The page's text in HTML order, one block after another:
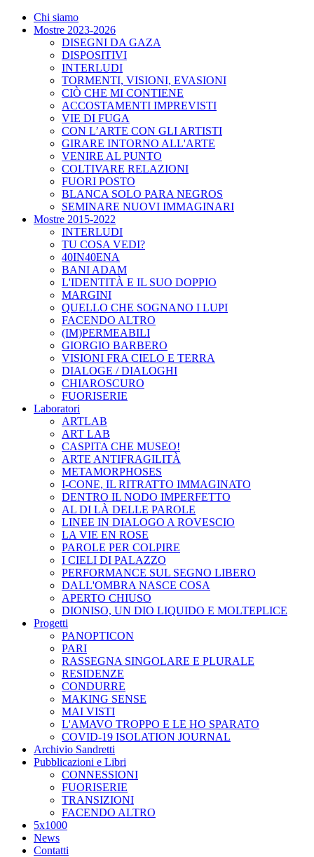
Chi siamo
Mostre 2023-2026
DISEGNI DA GAZA
DISPOSITIVI
INTERLUDI
TORMENTI, VISIONI, EVASIONI
CIÒ CHE MI CONTIENE
ACCOSTAMENTI IMPREVISTI
VIE DI FUGA
CON L’ARTE CON GLI ARTISTI
GIRARE INTORNO ALL'ARTE
VENIRE AL PUNTO
COLTIVARE RELAZIONI
FUORI POSTO
BLANCA SOLO PARA NEGROS
SEMINARE NUOVI IMMAGINARI
Mostre 2015-2022
INTERLUDI
TU COSA VEDI?
40IN40ENA
BANI ADAM
L'IDENTITÀ E IL SUO DOPPIO
MARGINI
QUELLO CHE SOGNANO I LUPI
FACENDO ALTRO
(IM)PERMEABILI
GIORGIO BARBERO
VISIONI FRA CIELO E TERRA
DIALOGE / DIALOGHI
CHIAROSCURO
FUORISERIE
Laboratori
ARTLAB
ART LAB
CASPITA CHE MUSEO!
ARTE ANTIFRAGILITÀ
METAMORPHOSES
I-CONE, IL RITRATTO IMMAGINATO
DENTRO IL NODO IMPERFETTO
AL DI LÀ DELLE PAROLE
LINEE IN DIALOGO A ROVESCIO
LA VIE EN ROSE
PAROLE PER COLPIRE
I CIELI DI PALAZZO
PERFORMANCE SUL SEGNO LIBERO
DALL'OMBRA NASCE COSA
APERTO CHIUSO
DIONISO, UN DIO LIQUIDO E MOLTEPLICE
Progetti
PANOPTICON
PARI
RASSEGNA SINGOLARE E PLURALE
RESIDENZE
CONDURRE
MAKING SENSE
MAI VISTI
L'AMAVO TROPPO E LE HO SPARATO
COVID-19 ISOLATION JOURNAL
Archivio Sandretti
Pubblicazioni e Libri
CONNESSIONI
FUORISERIE
TRANSIZIONI
FACENDO ALTRO
5x1000
News
Contatti